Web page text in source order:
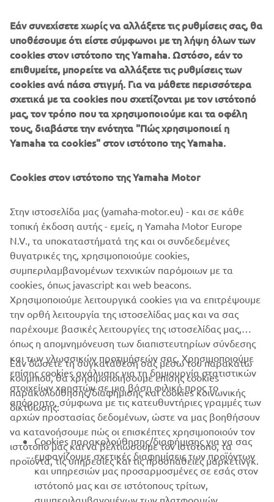
Οι ιδιοκτήτες της Yamaha XV950 μπορούν να
επικοινωνήσουν απευθείας με την Deus για να
παραγγείλουν εξαρτήματα από αυτή την custom
μοτοσυκλέτα ή για να ζητήσουν την κατασκευή ενός
sidecar, για ακόμη πιο απολαυστικές καλοκαιρινές βόλτες!
Επικοινωνήστε με τη Deus, στην
ιστοσελίδα:deuscustoms.com
ΕΤΑΙΡΕΊΑ
B2B
ΠΕΡΙΣΣΌΤΕΡΑ YAMAHA
SUPPORT
Εάν συνεχίσετε χωρίς να αλλάξετε τις ρυθμίσεις σας, θα
υποθέσουμε ότι είστε σύμφωνοι με τη λήψη όλων των
cookies στον ιστότοπο της Yamaha. Ωστόσο, εάν το
επιθυμείτε, μπορείτε να αλλάξετε τις ρυθμίσεις των
cookies ανά πάσα στιγμή. Για να μάθετε περισσότερα
σχετικά με τα cookies που σχετίζονται με τον ιστότοπό
μας, τον τρόπο που τα χρησιμοποιούμε και τα οφέλη
τους, διαβάστε την ενότητα "Πώς χρησιμοποιεί η
Yamaha τα cookies" στον ιστότοπο της Yamaha.
Cookies στον ιστότοπο της Yamaha Motor
Στην ιστοσελίδα μας (yamaha-motor.eu) - και σε κάθε
τοπική έκδοση αυτής - εμείς, η Yamaha Motor Europe
N.V., τα υποκαταστήματά της και οι συνδεδεμένες
θυγατρικές της, χρησιμοποιούμε cookies,
συμπεριλαμβανομένων τεχνικών παρόμοιων με τα
cookies, όπως javascript και web beacons.
Χρησιμοποιούμε λειτουργικά cookies για να επιτρέψουμε
την ορθή λειτουργία της ιστοσελίδας μας και να σας
παρέχουμε βασικές λειτουργίες της ιστοσελίδας μας,
όπως η απομνημόνευση των διαπιστευτηρίων σύνδεσης
και των γλωσσικών προτιμήσεών σας. Χρησιμοποιούμε
επίσης cookies ανάλυσης για τη δημιουργία στατιστικών
στοιχείων χρηστών σε μια βάση φιλική προς το
απόρρητο, σύμφωνα με τις κατευθυντήριες γραμμές των
αρχών προστασίας δεδομένων, ώστε να μας βοηθήσουν
να κατανοήσουμε πώς οι επισκέπτες χρησιμοποιούν τον
ιστότοπό μας και να βελτιώσουμε τον ιστότοπο, τα
προϊόντα, τις υπηρεσίες και τις προσπάθειες μάρκετινγκ.
Εάν δώσετε τη συγκατάθεσή σας μέσω του παρακάτω
κουμπιού, θα χρησιμοποιήσουμε επίσης cookies
παρακολούθησης/διαφήμισης και cookies κοινωνικής
δικτύωσης:
Cookies παρακολούθησης/διαφήμισης για να σας
εμφανίζουμε σχετικές διαφημίσεις των προϊόντων
και υπηρεσιών μας προσαρμοσμένες σε εσάς στον
ιστότοπό μας και σε ιστότοπους τρίτων,
συμπεριλαμβανομένων των πλατφορμών